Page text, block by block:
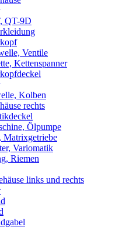
QT-9D
Ventile
Kettenspanner
Kolben
rechts
Ölpumpe
Matrixgetriebe
Variomatik
Riemen
links und rechts